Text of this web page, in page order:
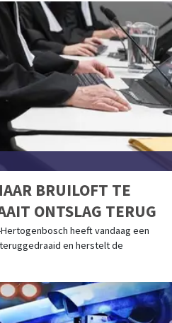
BRUILOFT TE
ONTSLAG TERUG
heeft vandaag een
en herstelt de